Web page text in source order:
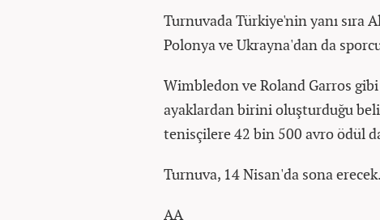
Turnuvada Türkiye'nin yanı sıra
Polonya ve Ukrayna'dan da
Wimbledon ve Roland Garros
ayaklardan birini oluşturduğu
tenisçilere 42 bin 500 avro ödül
Turnuva, 14 Nisan'da sona erecek.
AA